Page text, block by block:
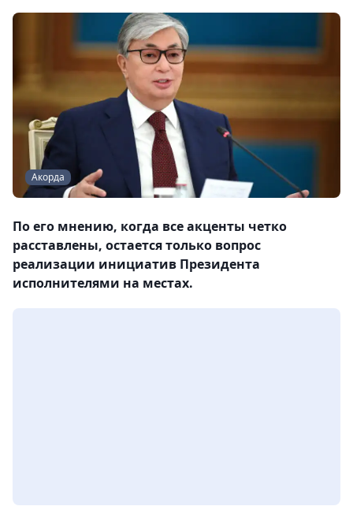
Акорда
По его мнению, когда все акценты четко
расставлены, остается только вопрос
реализации инициатив Президента
исполнителями на местах.